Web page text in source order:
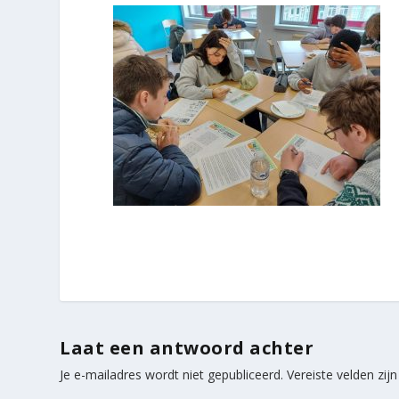
Laat een antwoord achter
Je e-mailadres wordt niet gepubliceerd. Vereiste velden